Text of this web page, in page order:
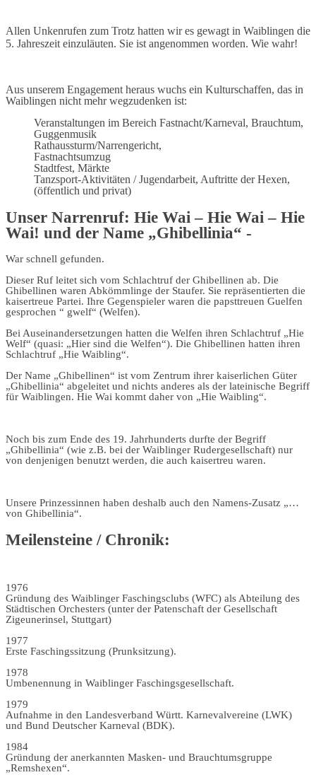
Allen Unkenrufen zum Trotz hatten wir es gewagt in Waiblingen die
5. Jahreszeit einzuläuten. Sie ist angenommen worden. Wie wahr!
Aus unserem Engagement heraus wuchs ein Kulturschaffen, das in
Waiblingen nicht mehr wegzudenken ist:
Veranstaltungen im Bereich Fastnacht/Karneval, Brauchtum,
Guggenmusik
Rathaussturm/Narrengericht,
Fastnachtsumzug
Stadtfest, Märkte
Tanzsport-Aktivitäten / Jugendarbeit, Auftritte der Hexen,
(öffentlich und privat)
Unser Narrenruf: Hie Wai – Hie Wai – Hie
Wai! und der Name „Ghibellinia“ -
War schnell gefunden.
Dieser Ruf leitet sich vom Schlachtruf der Ghibellinen ab. Die
Ghibellinen waren Abkömmlinge der Staufer. Sie repräsentierten die
kaisertreue Partei. Ihre Gegenspieler waren die papsttreuen Guelfen
gesprochen “ gwelf“ (Welfen).
Bei Auseinandersetzungen hatten die Welfen ihren Schlachtruf „Hie
Welf“ (quasi: „Hier sind die Welfen“). Die Ghibellinen hatten ihren
Schlachtruf „Hie Waibling“.
Der Name „Ghibellinen“ ist vom Zentrum ihrer kaiserlichen Güter
„Ghibellinia“ abgeleitet und nichts anderes als der lateinische Begriff
für Waiblingen. Hie Wai kommt daher von „Hie Waibling“.
Noch bis zum Ende des 19. Jahrhunderts durfte der Begriff
„Ghibellinia“ (wie z.B. bei der Waiblinger Rudergesellschaft) nur
von denjenigen benutzt werden, die auch kaisertreu waren.
Unsere Prinzessinnen haben deshalb auch den Namens-Zusatz „…
von Ghibellinia“.
Meilensteine / Chronik:
1976
Gründung des Waiblinger Faschingsclubs (WFC) als Abteilung des
Städtischen Orchesters (unter der Patenschaft der Gesellschaft
Zigeunerinsel, Stuttgart)
1977
Erste Faschingssitzung (Prunksitzung).
1978
Umbenennung in Waiblinger Faschingsgesellschaft.
1979
Aufnahme in den Landesverband Württ. Karnevalvereine (LWK)
und Bund Deutscher Karneval (BDK).
1984
Gründung der anerkannten Masken- und Brauchtumsgruppe
„Remshexen“.